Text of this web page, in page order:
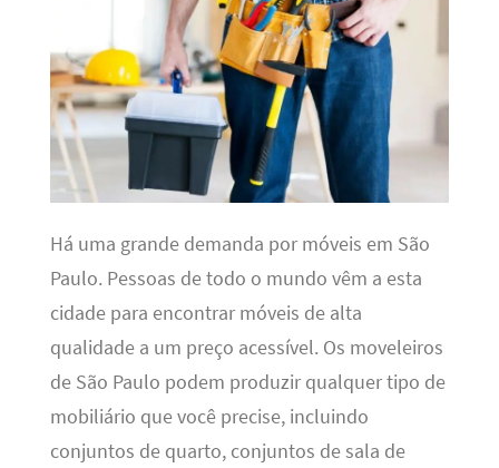
Há uma grande demanda por móveis em São
Paulo. Pessoas de todo o mundo vêm a esta
cidade para encontrar móveis de alta
qualidade a um preço acessível. Os moveleiros
de São Paulo podem produzir qualquer tipo de
mobiliário que você precise, incluindo
conjuntos de quarto, conjuntos de sala de